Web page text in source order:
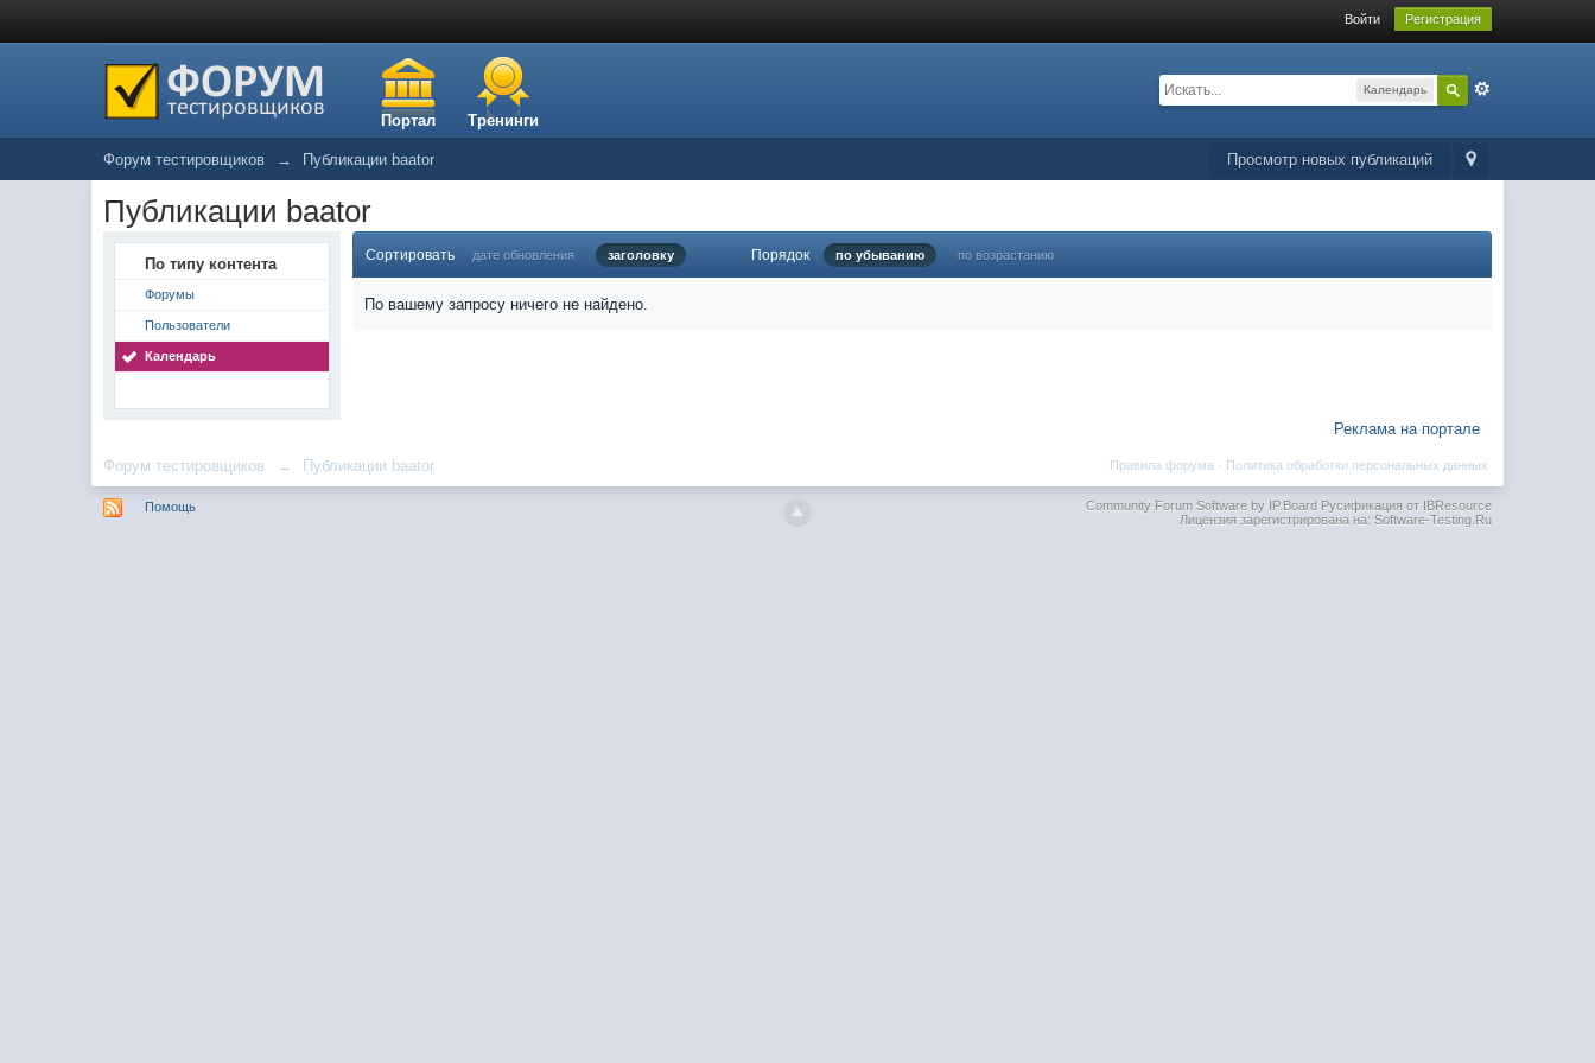
Войти Регистрация
Портал Тренинги
Календарь
Просмотр новых публикаций
Форум тестировщиков → Публикации baator
Публикации baator
По типу контента
Форумы
Пользователи
Календарь
Сортировать дате обновления заголовку Порядок по убыванию по возрастанию
По вашему запросу ничего не найдено.
Реклама на портале
Форум тестировщиков → Публикации baator Политика обработки персональных данных
Правила форума ·
Помощь Community Forum Software by IP.BoardРусификация от IBResource
Лицензия зарегистрирована на: Software-Testing.Ru